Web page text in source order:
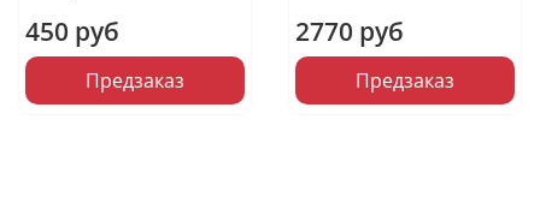
450 руб
Предзаказ
2770 руб
Предзаказ